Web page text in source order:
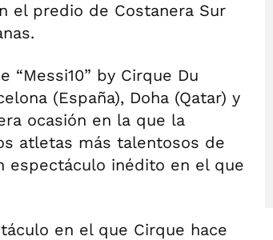
el predio de Costanera Sur
by Cirque Du
(España), Doha (Qatar) y
ocasión en la que la
atletas más talentosos de
espectáculo inédito en el que
en el que Cirque hace